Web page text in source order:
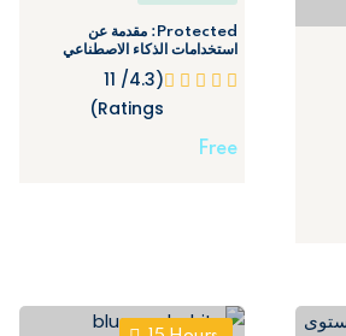
Protected: مقدمة عن
استخدامات الذكاء الاصطناعي
وتطبيقاته في سلاسل الإمداد
(4.3/ 11
Ratings)
Free